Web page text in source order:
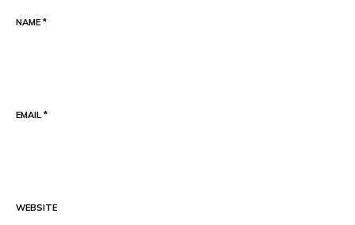
NAME *
EMAIL *
WEBSITE